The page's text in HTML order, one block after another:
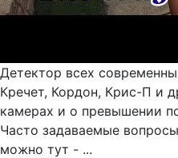
Детектор всех
Кречет, Кордон, Крис-П и
камерах и о превышении
Часто задаваемые
можно тут - ...